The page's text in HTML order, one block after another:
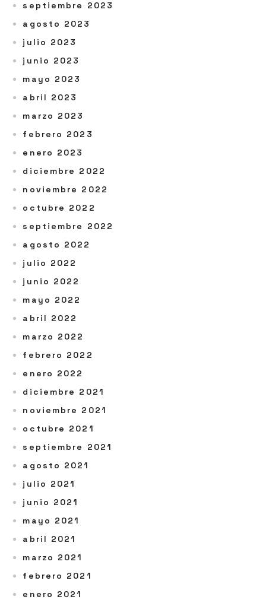
septiembre 2023
agosto 2023
julio 2023
junio 2023
mayo 2023
abril 2023
marzo 2023
febrero 2023
enero 2023
diciembre 2022
noviembre 2022
octubre 2022
septiembre 2022
agosto 2022
julio 2022
junio 2022
mayo 2022
abril 2022
marzo 2022
febrero 2022
enero 2022
diciembre 2021
noviembre 2021
octubre 2021
septiembre 2021
agosto 2021
julio 2021
junio 2021
mayo 2021
abril 2021
marzo 2021
febrero 2021
enero 2021